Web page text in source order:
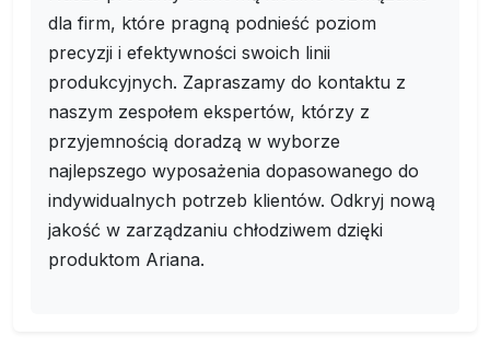
dla firm, które pragną podnieść poziom
precyzji i efektywności swoich linii
produkcyjnych. Zapraszamy do kontaktu z
naszym zespołem ekspertów, którzy z
przyjemnością doradzą w wyborze
najlepszego wyposażenia dopasowanego do
indywidualnych potrzeb klientów. Odkryj nową
jakość w zarządzaniu chłodziwem dzięki
produktom Ariana.